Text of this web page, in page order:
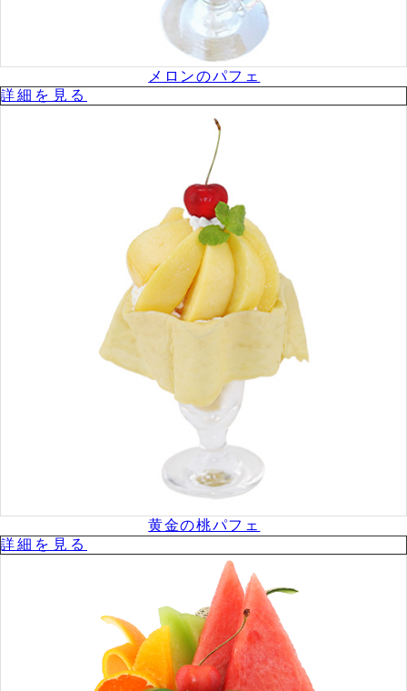
メロンのパフェ
詳細を⾒る
黄金の桃パフェ
詳細を⾒る